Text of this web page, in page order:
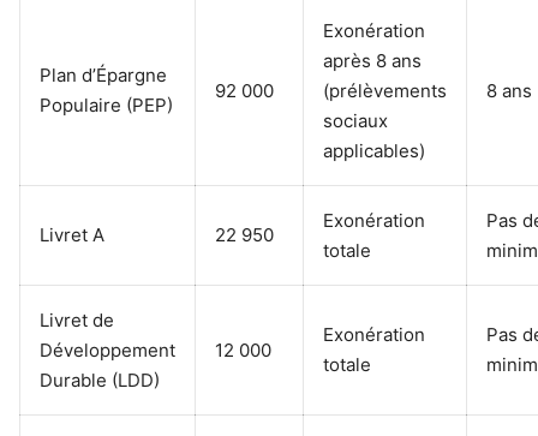
Plan d’Épargne
Populaire (PEP)
92 000
Exonération
après 8 ans
(prélèvements
sociaux
applicables)
8 ans
Livret A 22 950
Exonération
totale
Pas
Livret de
Développement
Durable (LDD)
12 000
Exonération
totale
Pas